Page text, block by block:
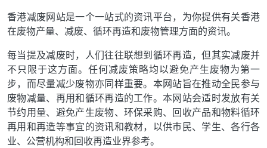
香港减废网站是一个一站式的资讯平台，为你提供有关香港
在废物产量、减废、循环再造和废物管理方面的资讯。
每当提及减废时，人们往往联想到循环再造，但其实减废并
不只限于这方面。任何减废策略均以避免产生废物为第一
步，而尽量减少废物亦同样重要。本网站旨在推动全民参与
废物减量、再用和循环再造的工作。本网站会适时发放有关
节约用量、避免产生废物、环保采购、回收产品和物料循环
再用和再造等事宜的资讯和教材，以供巿民、学生、各行各
业、公营机构和回收再造业界参考。